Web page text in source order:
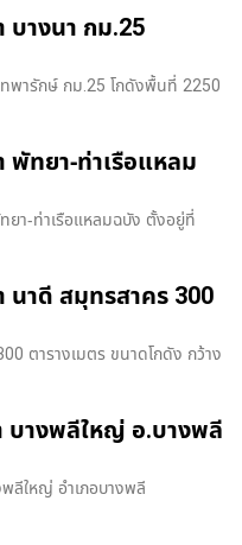
บางนา กม.25
ทพารักษ์ กม.25 โกดังพื้นที่ 2250
พัทยา-ท่าเรือแหลม
ยา-ท่าเรือแหลมฉบัง ตั้งอยู่ที่
นาดี สมุทรสาคร 300
ตารางเมตร ขนาดโกดัง กว้าง
บางพลีใหญ่ อ.บางพลี
ลีใหญ่ อำเภอบางพลี